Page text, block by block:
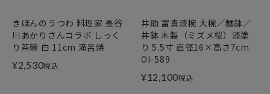
きほんのうつわ 料理家 長谷
川あかりさんコラボ しっく
り茶碗 白 11cm 滝呂焼
¥2,530税込
井助 富貴漆椀 大椀／麺鉢／
丼鉢 木製（ミズメ桜）漆塗
り 5.5寸 直径16×高さ7cm
OI-589
¥12,100税込